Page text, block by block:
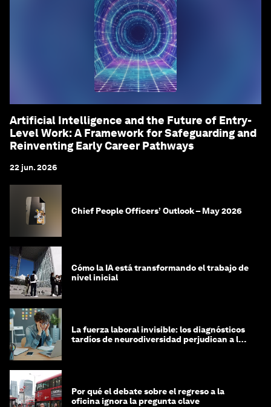
Artificial Intelligence and the Future of Entry-
Level Work: A Framework for Safeguarding and
Reinventing Early Career Pathways
22 jun. 2026
Chief People Officers’ Outlook – May 2026
Cómo la IA está transformando el trabajo de
nivel inicial
La fuerza laboral invisible: los diagnósticos
tardíos de neurodiversidad perjudican a las
Por qué el debate sobre el regreso a la
oficina ignora la pregunta clave